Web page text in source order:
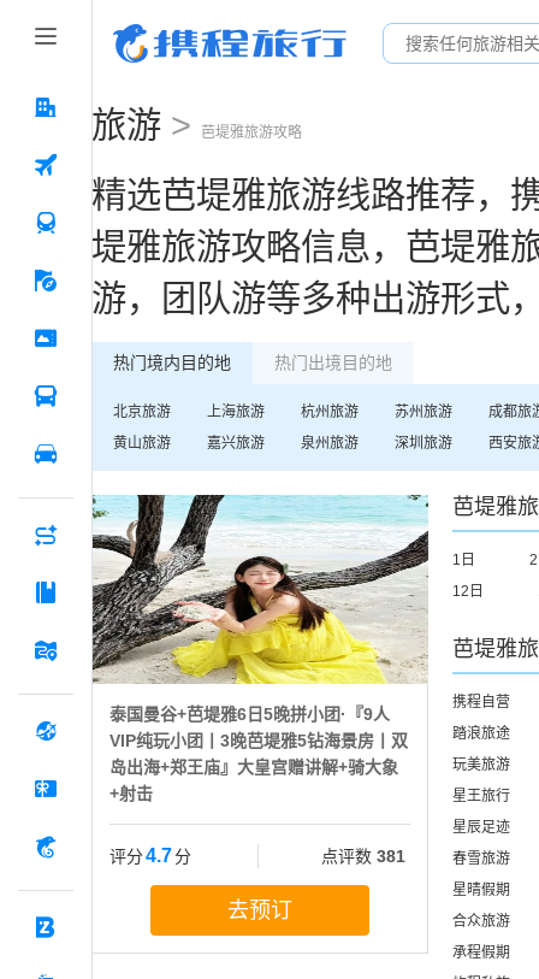
旅游 > 芭堤雅旅游攻略
精选芭堤雅旅游线路推荐，
堤雅旅游攻略信息， 芭堤雅
游，团队游等多种出游形式
热门境内目的地 热门出境目的地
北京旅游 上海旅游 杭州旅游 苏州旅游 成都旅
黄山旅游 嘉兴旅游 泉州旅游 深圳 旅游 西安旅
泰国曼谷+芭堤雅6日5晚拼小团·『9人
VIP纯玩小团丨3晚芭堤雅5钻海景房丨双
岛出海+郑王庙』大皇宫赠讲解+骑大象
+射击
评分4.7分 点评数 381
去预订
芭堤雅
1日
12日
芭堤雅
携程自营
踏浪旅途
玩美旅游
星王旅行
星辰足迹
春雪旅游
星晴假期
合众旅游
承程假期